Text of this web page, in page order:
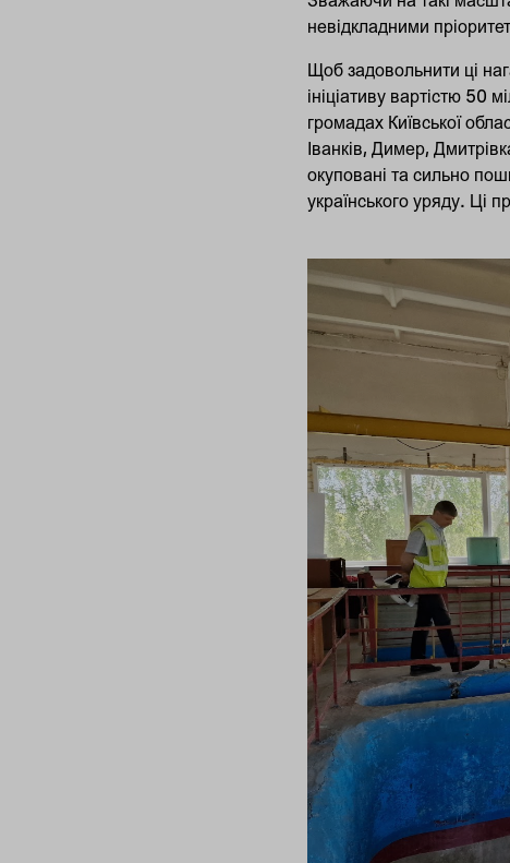
невідкладними
Щоб задовольнити ці
ініціативу вартістю 50
громадах Київської
Іванків, Димер,
окуповані та сильно
українського уряду. Ці